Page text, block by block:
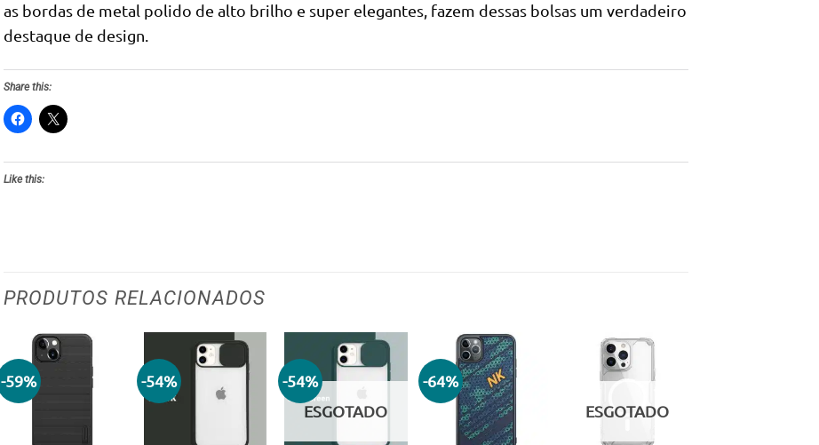
as bordas de metal polido de alto brilho e super elegantes, fazem dessas bolsas um verdadeiro
destaque de design.
Share this:
Like this:
PRODUTOS RELACIONADOS
-59%
Adicionar
-54%
Adicionar
aos meus
-54%
Adicionar
desejos
ESGOTADO
-64%
Adicionar
aos meus
desejos
Adicionar
desejos
ESGOTADO